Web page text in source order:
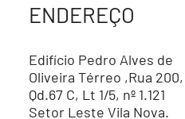
ENDEREÇO
Edifício Pedro Alves de
Oliveira Térreo ,Rua 200,
Qd.67 C, Lt 1/5, nº 1.121
Setor Leste Vila Nova.